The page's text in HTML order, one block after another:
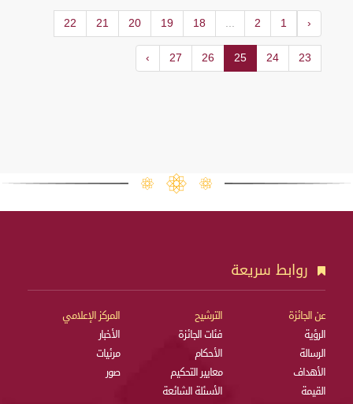
‹
1
2
...
18
19
20
21
22
23
24
25
26
27
›
روابط سريعة
عن الجائزة
الرؤية
الرسالة
الأهداف
القيمة
الترشيح
فئات الجائزة
الأحكام
معايير التحكيم
الأسئلة الشائعة
المركز الإعلامي
الأخبار
مرئيات
صور